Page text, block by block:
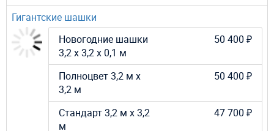
Гигантские шашки
Новогодние шашки
3,2 х 3,2 х 0,1 м
50 400 ₽
Полноцвет 3,2 м х
3,2 м
50 400 ₽
Стандарт 3,2 м х 3,2
м
47 700 ₽